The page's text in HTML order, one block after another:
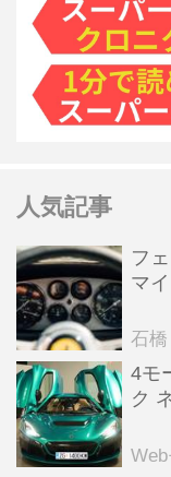
人気記事
フ
マ
石橋
4モ
ク
全